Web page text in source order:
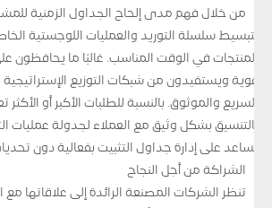
من خلال فهم مدى إلحاح الجداول الزمنية
بتبسيط سلسلة التوريد والعمليات اللوجستية
المنتجات في الوقت المناسب. غالبًا ما يحافظون
قوية ويستفيدون من شبكات التوزيع الإستراتيجية
السريع والموثوق. بالنسبة للطلبات الأكبر أو الأكثر
بالتنسيق بشكل وثيق مع العملاء لجدولة عمليات
يساعد على إدارة جداول التثبيت بفعالية دون
الشراكة من أجل النجاح
تنظر الشركات المصنعة الرائدة إلى علاقاتها